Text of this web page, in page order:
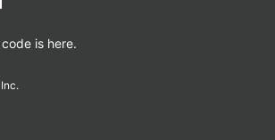
is here.